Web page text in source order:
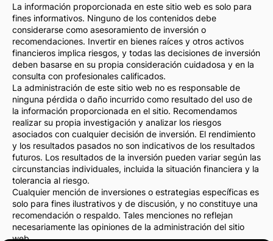
La información proporcionada en este sitio web es solo para
fines informativos. Ninguno de los contenidos debe
considerarse como asesoramiento de inversión o
recomendaciones. Invertir en bienes raíces y otros activos
financieros implica riesgos, y todas las decisiones de inversión
deben basarse en su propia consideración cuidadosa y en la
consulta con profesionales calificados.
La administración de este sitio web no es responsable de
ninguna pérdida o daño incurrido como resultado del uso de
la información proporcionada en el sitio. Recomendamos
realizar su propia investigación y analizar los riesgos
asociados con cualquier decisión de inversión. El rendimiento
y los resultados pasados no son indicativos de los resultados
futuros. Los resultados de la inversión pueden variar según las
circunstancias individuales, incluida la situación financiera y la
tolerancia al riesgo.
Cualquier mención de inversiones o estrategias específicas es
solo para fines ilustrativos y de discusión, y no constituye una
recomendación o respaldo. Tales menciones no reflejan
necesariamente las opiniones de la administración del sitio
web.